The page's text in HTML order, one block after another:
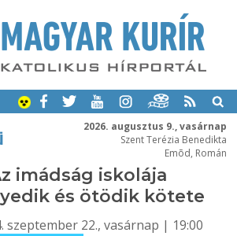
2026. augusztus 9., vasárnap
Szent Terézia Benedikta
Emõd, Román
imádság iskolája
és ötödik kötete
szeptember 22., vasárnap | 19:00